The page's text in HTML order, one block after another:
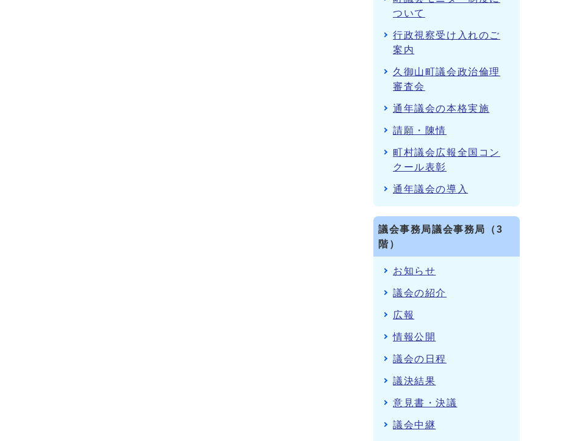
ついて
行政視察受け入れのご
案内
久御山町議会政治倫理
審査会
通年議会の本格実施
請願・陳情
町村議会広報全国コン
クール表彰
通年議会の導入
議会事務局議会事務局（3
階）
お知らせ
議会の紹介
広報
情報公開
議会の日程
議決結果
意見書・決議
議会中継